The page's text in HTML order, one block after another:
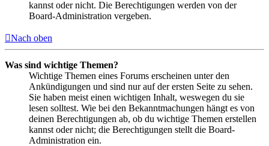
kannst oder nicht. Die Berechtigungen werden von der
Board-Administration vergeben.
Nach oben
Was sind wichtige Themen?
Wichtige Themen eines Forums erscheinen unter den
Ankündigungen und sind nur auf der ersten Seite zu sehen.
Sie haben meist einen wichtigen Inhalt, weswegen du sie
lesen solltest. Wie bei den Bekanntmachungen hängt es von
deinen Berechtigungen ab, ob du wichtige Themen erstellen
kannst oder nicht; die Berechtigungen stellt die Board-
Administration ein.